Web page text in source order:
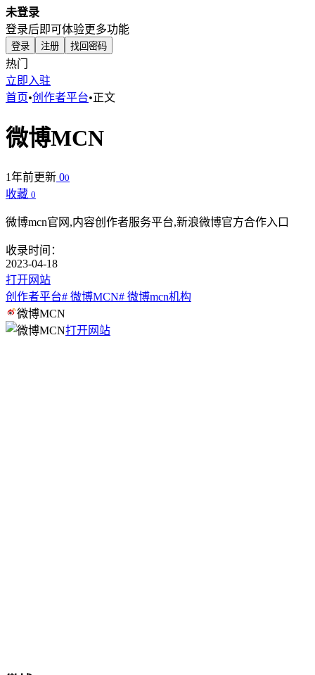
未登录
登录后即可体验更多功能
登录 注册 找回密码
热门
立即入驻
首页•创作者平台•正文
微博MCN
1年前更新 00
收藏 0
微博mcn官网,内容创作者服务平台,新浪微博官方合作入口
收录时间：
2023-04-18
打开网站
创作者平台# 微博MCN# 微博mcn机构
微博MCN
打开网站